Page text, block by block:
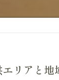
リアと